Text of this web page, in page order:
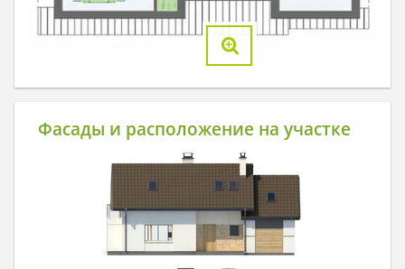
Фасады и расположение на участке